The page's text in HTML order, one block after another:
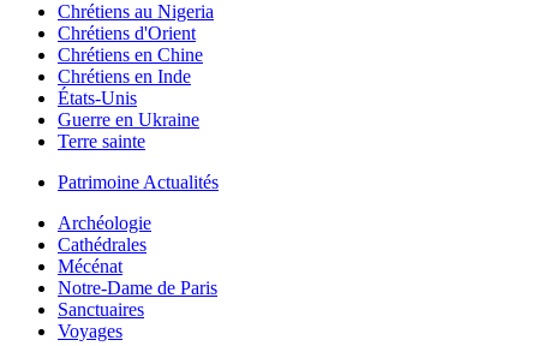
Chrétiens au Nigeria
Chrétiens d'Orient
Chrétiens en Chine
Chrétiens en Inde
États-Unis
Guerre en Ukraine
Terre sainte
Patrimoine Actualités
Archéologie
Cathédrales
Mécénat
Notre-Dame de Paris
Sanctuaires
Voyages